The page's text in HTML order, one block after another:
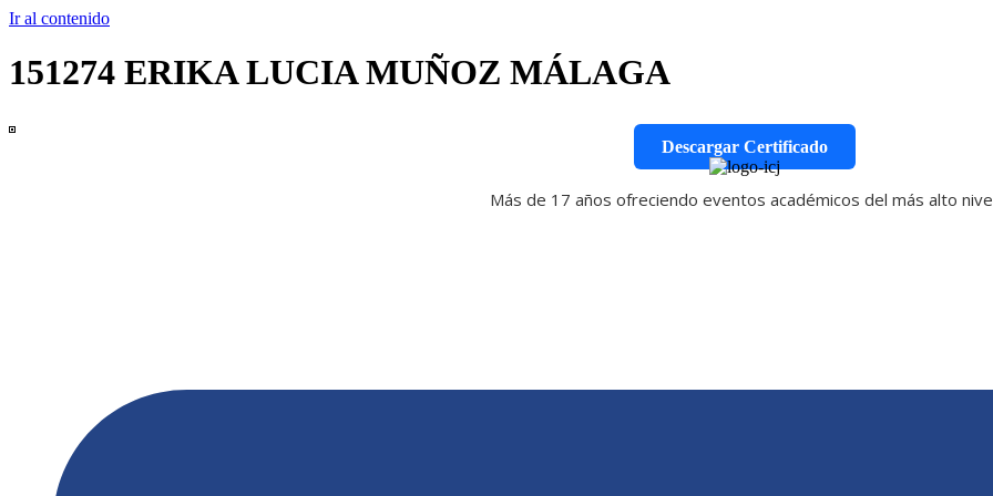
Ir al contenido
151274 ERIKA LUCIA MUÑOZ MÁLAGA
Descargar Certificado
Más de 17 años ofreciendo eventos académicos del más alto